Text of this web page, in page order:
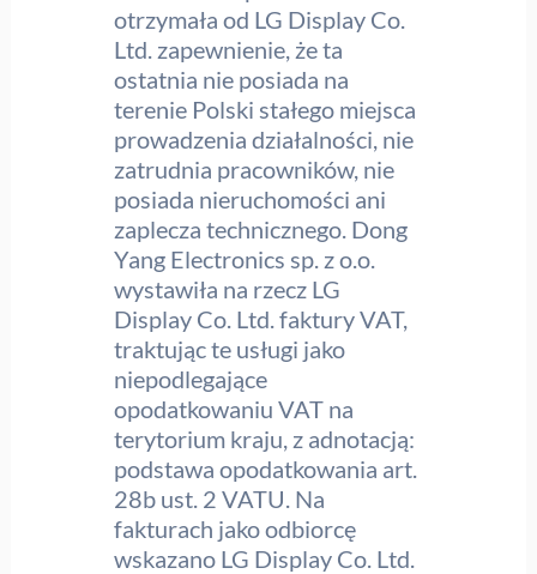
otrzymała od LG Display Co.
Ltd. zapewnienie, że ta
ostatnia nie posiada na
terenie Polski stałego miejsca
prowadzenia działalności, nie
zatrudnia pracowników, nie
posiada nieruchomości ani
zaplecza technicznego. Dong
Yang Electronics sp. z o.o.
wystawiła na rzecz LG
Display Co. Ltd. faktury VAT,
traktując te usługi jako
niepodlegające
opodatkowaniu VAT na
terytorium kraju, z adnotacją:
podstawa opodatkowania art.
28b ust. 2 VATU. Na
fakturach jako odbiorcę
wskazano LG Display Co. Ltd.